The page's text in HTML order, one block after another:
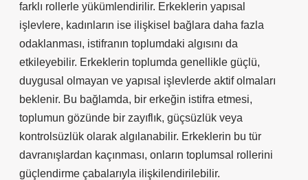
farklı rollerle yükümlendirilir. Erkeklerin yapısal
işlevlere, kadınların ise ilişkisel bağlara daha fazla
odaklanması, istifranın toplumdaki algısını da
etkileyebilir. Erkeklerin toplumda genellikle güçlü,
duygusal olmayan ve yapısal işlevlerde aktif olmaları
beklenir. Bu bağlamda, bir erkeğin istifra etmesi,
toplumun gözünde bir zayıflık, güçsüzlük veya
kontrolsüzlük olarak algılanabilir. Erkeklerin bu tür
davranışlardan kaçınması, onların toplumsal rollerini
güçlendirme çabalarıyla ilişkilendirilebilir.